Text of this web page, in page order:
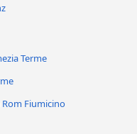
Terme
Fiumicino